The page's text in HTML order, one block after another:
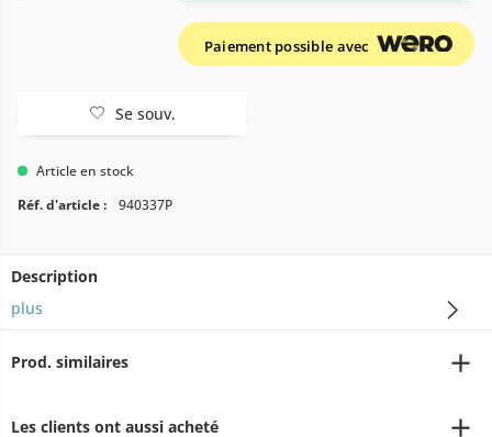
Paiement possible avec
Se souv.
Article en stock
Réf. d'article :
940337P
Description
plus
Prod. similaires
Les clients ont aussi acheté